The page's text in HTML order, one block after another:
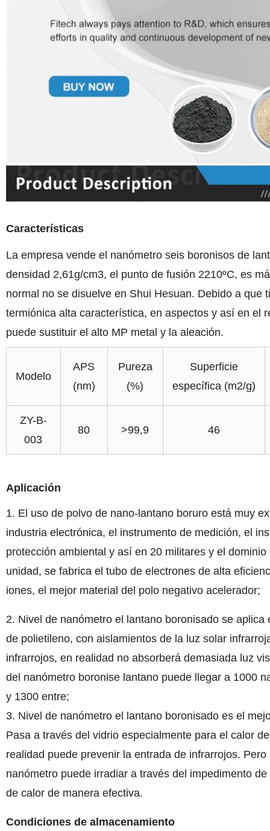
Características
La empresa vende el nanómetro seis boronisos de
densidad 2,61g/cm3, el punto de fusión 2210ºC, es
normal no se disuelve en Shui Hesuan. Debido a
termiónica alta característica, en aspectos y así en el
puede sustituir el alto MP metal y la aleación.
Modelo
APS
(nm)
Pureza
(%)
Superficie
específica (m2/g)
ZY-B-
003
80 >99,9 46
Aplicación
1. El uso de polvo de nano-lantano boruro está muy
industria electrónica, el instrumento de medición, el
protección ambiental y así en 20 militares y el
unidad, se fabrica el tubo de electrones de alta
iones, el mejor material del polo negativo acelerador;
2. Nivel de nanómetro el lantano boronisado se
de polietileno, con aislamientos de la luz solar
infrarrojos, en realidad no absorberá demasiada luz
del nanómetro boronise lantano puede llegar a 1000
y 1300 entre;
3. Nivel de nanómetro el lantano boronisado es el
Pasa a través del vidrio especialmente para el calor
realidad puede prevenir la entrada de infrarrojos.
nanómetro puede irradiar a través del impedimento
de calor de manera efectiva.
Condiciones de almacenamiento